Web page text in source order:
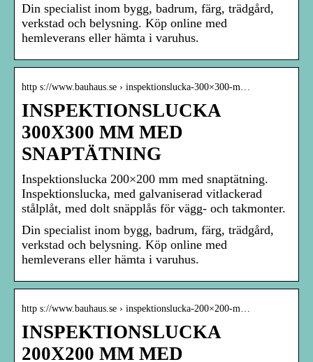
Din specialist inom bygg, badrum, färg, trädgård,
verkstad och belysning. Köp online med
hemleverans eller hämta i varuhus.
http s://www.bauhaus.se › inspektionslucka-300×300-m…
INSPEKTIONSLUCKA
300X300 MM MED
SNAPTÄTNING
Inspektionslucka 200×200 mm med snaptätning.
Inspektionslucka, med galvaniserad vitlackerad
stålplåt, med dolt snäpplås för vägg- och takmonter.
Din specialist inom bygg, badrum, färg, trädgård,
verkstad och belysning. Köp online med
hemleverans eller hämta i varuhus.
http s://www.bauhaus.se › inspektionslucka-200×200-m…
INSPEKTIONSLUCKA
200X200 MM MED